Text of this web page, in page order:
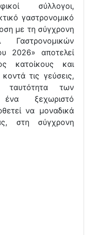
σύλλογοι,
γαστρονομικό
με τη σύγχρονη
Γαστρονομικών
2026» αποτελεί
κατοίκους και
τις γεύσεις,
των
ξεχωριστό
να μοναδικά
στη σύγχρονη